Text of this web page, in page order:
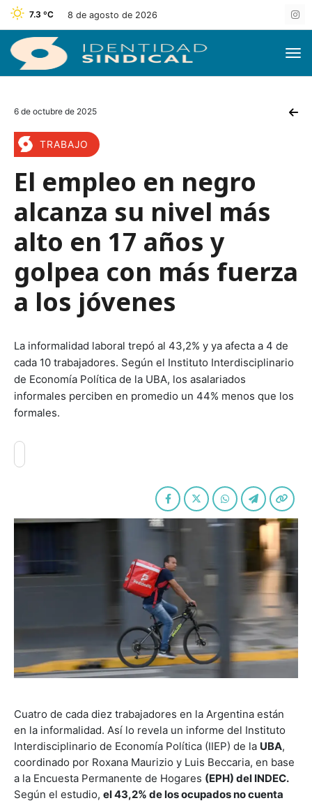
7.3 ºC 8 de agosto de 2026
6 de octubre de 2025
TRABAJO
El empleo en negro
alcanza su nivel más
alto en 17 años y
golpea con más fuerza
a los jóvenes
La informalidad laboral trepó al 43,2% y ya afecta a 4 de
cada 10 trabajadores. Según el Instituto Interdisciplinario
de Economía Política de la UBA, los asalariados
informales perciben en promedio un 44% menos que los
formales.
Cuatro de cada diez trabajadores en la Argentina están
en la informalidad. Así lo revela un informe del Instituto
Interdisciplinario de Economía Política (IIEP) de la UBA,
coordinado por Roxana Maurizio y Luis Beccaria, en base
a la Encuesta Permanente de Hogares (EPH) del INDEC.
Según el estudio, el 43,2% de los ocupados no cuenta